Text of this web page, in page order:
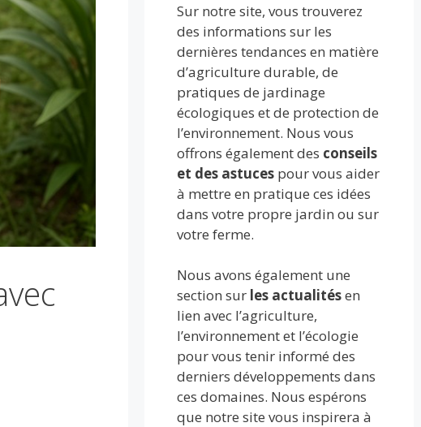
Sur notre site, vous trouverez
des informations sur les
dernières tendances en matière
d’agriculture durable, de
pratiques de jardinage
écologiques et de protection de
l’environnement. Nous vous
offrons également des conseils
et des astuces pour vous aider
à mettre en pratique ces idées
dans votre propre jardin ou sur
votre ferme.
Nous avons également une
section sur les actualitésen
lien avec l’agriculture,
l’environnement et l’écologie
pour vous tenir informé des
derniers développements dans
ces domaines. Nous espérons
que notre site vous inspirera à